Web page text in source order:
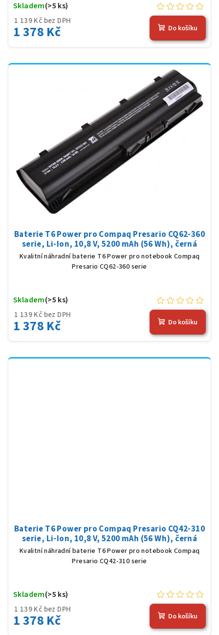
1 139 Kč bez DPH
1 378 Kč
Skladem(>5 ks)
Do košíku
Baterie T6 Power pro Compaq Presario CQ62-360
serie, Li-Ion, 10,8 V, 5200 mAh (56 Wh), černá
Kvalitní náhradní baterie T6 Power pro notebook Compaq
Presario CQ62-360 serie
1 139 Kč bez DPH
1 378 Kč
Skladem(>5 ks)
Do košíku
Baterie T6 Power pro Compaq Presario CQ42-310
serie, Li-Ion, 10,8 V, 5200 mAh (56 Wh), černá
Kvalitní náhradní baterie T6 Power pro notebook Compaq
Presario CQ42-310 serie
1 139 Kč bez DPH
1 378 Kč
Skladem(>5 ks)
Do košíku